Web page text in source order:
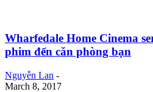
Wharfedale Home Cinema
phim đến căn phòng bạn
Nguyễn Lan -
March 8, 2017